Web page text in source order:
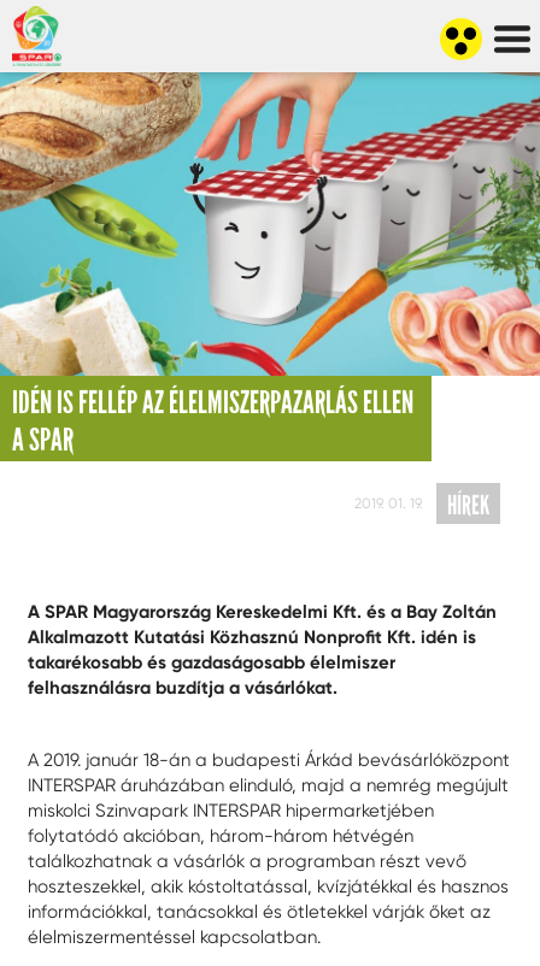
IDÉN IS FELLÉP AZ ÉLELMISZERPAZARLÁS ELLEN
A SPAR
2019. 01. 19. HÍREK
A SPAR Magyarország Kereskedelmi Kft. és a Bay Zoltán
Alkalmazott Kutatási Közhasznú Nonprofit Kft. idén is
takarékosabb és gazdaságosabb élelmiszer
felhasználásra buzdítja a vásárlókat.
A 2019. január 18-án a budapesti Árkád bevásárlóközpont
INTERSPAR áruházában elinduló, majd a nemrég megújult
miskolci Szinvapark INTERSPAR hipermarketjében
folytatódó akcióban, három-három hétvégén
találkozhatnak a vásárlók a programban részt vevő
hoszteszekkel, akik kóstoltatással, kvízjátékkal és hasznos
információkkal, tanácsokkal és ötletekkel várják őket az
élelmiszermentéssel kapcsolatban.